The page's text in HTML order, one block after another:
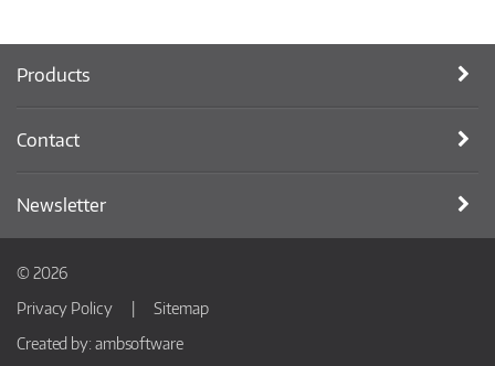
Products
Contact
Newsletter
© 2026
Privacy Policy
Sitemap
Created by: ambsoftware